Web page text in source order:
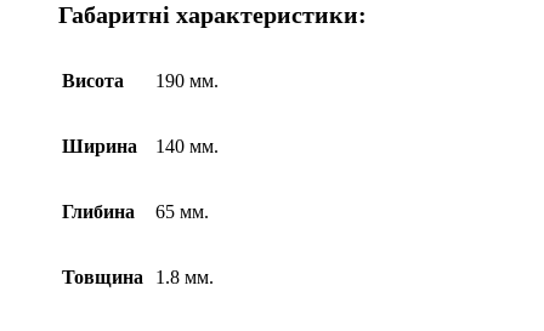
Габаритні характеристики:
Висота 190 мм.
Ширина 140 мм.
Глибина 65 мм.
Товщина 1.8 мм.